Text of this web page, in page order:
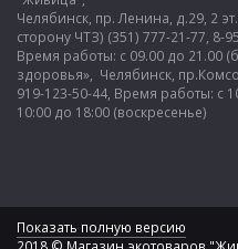
Челябинск, пр. Ленина, д.29, 2
сторону ЧТЗ) (351) 777-21-77, 8-
Время работы: с 09.00 до 21.00
здоровья», Челябинск,
919-123-50-44, Время работы: с
10:00 до 18:00 (воскресенье)
Показать полную версию